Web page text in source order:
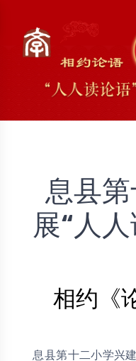
息县
展“人
相约《
	息县第十二小学兴建于2017年9月，占地53.6亩。学